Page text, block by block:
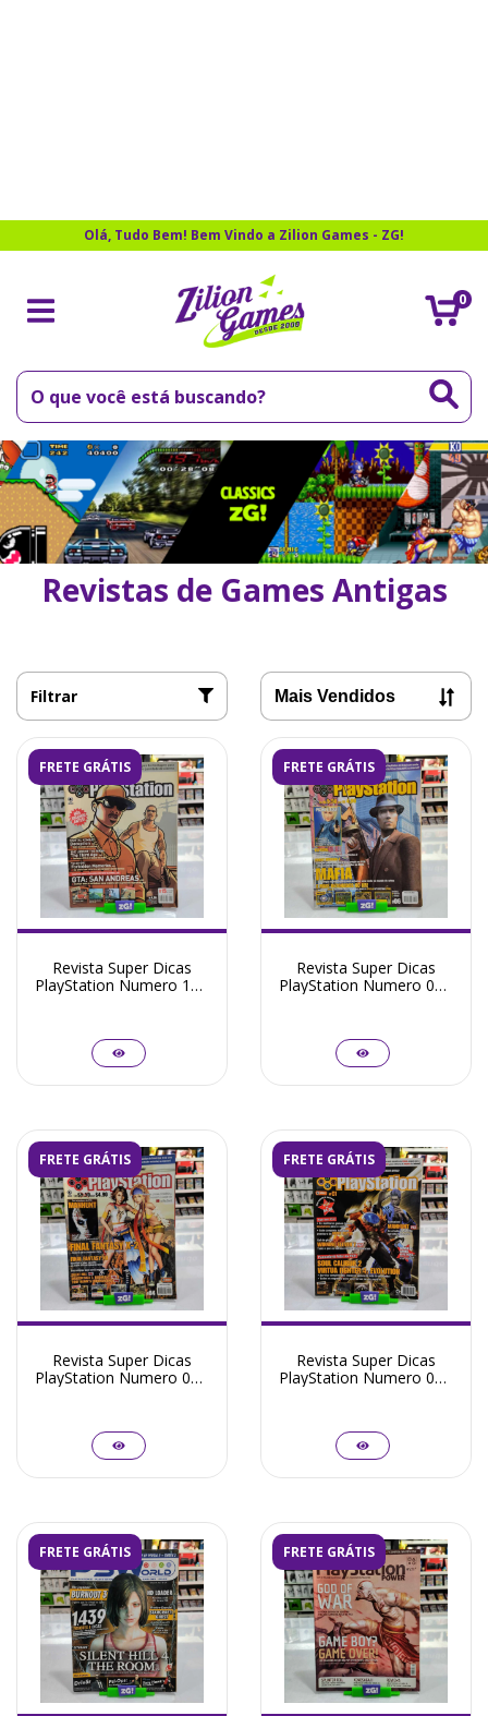
Olá, Tudo Bem! Bem Vindo a Zilion Games - ZG!
0
Revistas de Games Antigas
Filtrar
FRETE GRÁTIS
Revista Super Dicas
PlayStation Numero 15 -
FRETE GRÁTIS
Revista Super Dicas
PlayStation Numero 06 -
FRETE GRÁTIS
Revista Super Dicas
PlayStation Numero 04 -
FRETE GRÁTIS
Revista Super Dicas
PlayStation Numero 01 -
FRETE GRÁTIS FRETE GRÁTIS